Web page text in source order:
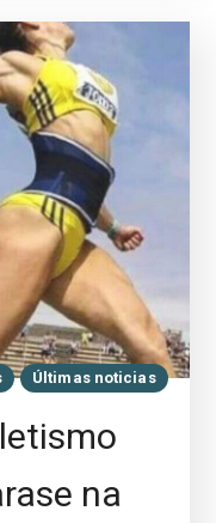
Últimas noticias
na